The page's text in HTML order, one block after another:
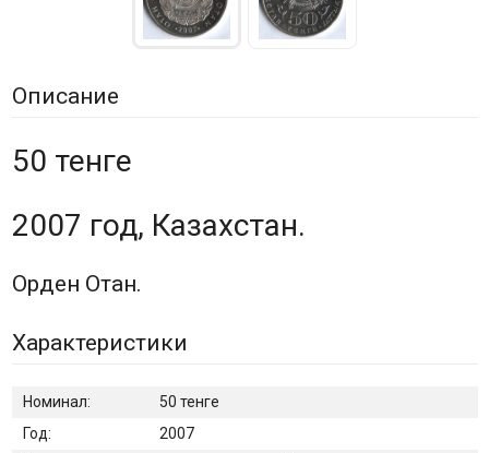
Описание
50 тенге
2007 год, Казахстан.
Орден Отан.
Характеристики
Номинал:
50 тенге
Год:
2007